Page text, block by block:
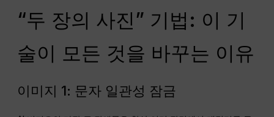
“두 장의 사진” 기법: 이 기
술이 모든 것을 바꾸는 이유
이미지 1: 문자 일관성 잠금